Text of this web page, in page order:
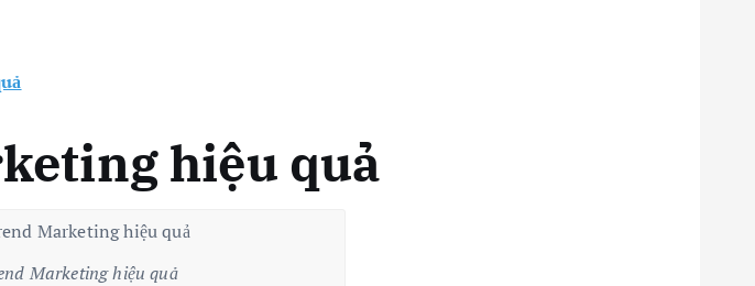
hiệu quả
Marketing hiệu quả